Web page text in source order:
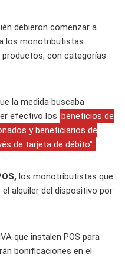
debieron comenzar a
los monotributistas
con categorías
la medida buscaba
efectivo los beneficios de
y beneficiarios de
de tarjeta de débito".
los monotributistas que
alquiler del dispositivo por
que instalen POS para
bonificaciones en el